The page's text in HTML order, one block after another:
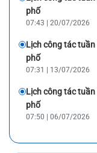
phố
07:43 | 20/07/2026
Lịch công tác
phố
07:31 | 13/07/2026
Lịch công tác
phố
07:50 | 06/07/2026